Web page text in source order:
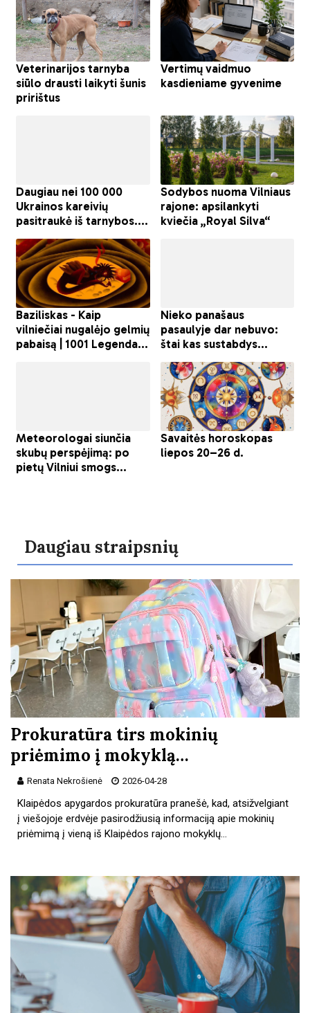
Daugiau straipsnių
Prokuratūra tirs mokinių
priėmimo į mokyklą…
Renata Nekrošienė 2026-04-28
Klaipėdos apygardos prokuratūra pranešė, kad, atsižvelgiant
į viešojoje erdvėje pasirodžiusią informaciją apie mokinių
priėmimą į vieną iš Klaipėdos rajono mokyklų…